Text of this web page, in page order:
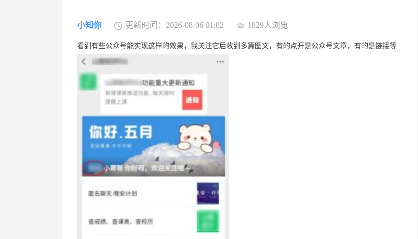
小知你 更新时间：2026-08-06 01:02 1829人浏览
看到有些公众号能实现这样的效果，我关注它后收到多篇图文，有的点开是公众号文章，有的是链接等